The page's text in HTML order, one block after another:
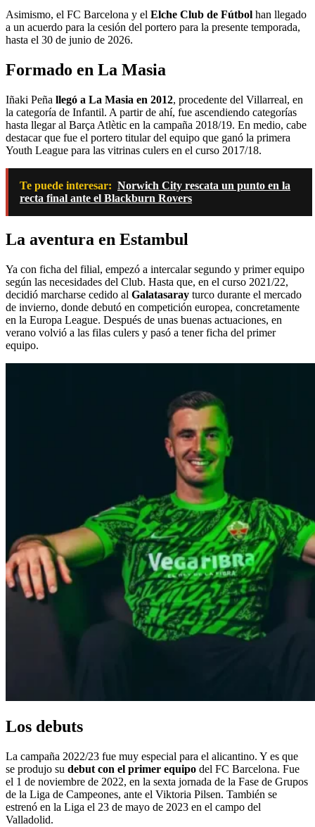
Asimismo, el FC Barcelona y el Elche Club de Fútbol han llegado
a un acuerdo para la cesión del portero para la presente temporada,
hasta el 30 de junio de 2026.
Formado en La Masia
Iñaki Peña llegó a La Masia en 2012, procedente del Villarreal, en
la categoría de Infantil. A partir de ahí, fue ascendiendo categorías
hasta llegar al Barça Atlètic en la campaña 2018/19. En medio, cabe
destacar que fue el portero titular del equipo que ganó la primera
Youth League para las vitrinas culers en el curso 2017/18.
Te puede interesar: Norwich City rescata un punto en la
recta final ante el Blackburn Rovers
La aventura en Estambul
Ya con ficha del filial, empezó a intercalar segundo y primer equipo
según las necesidades del Club. Hasta que, en el curso 2021/22,
decidió marcharse cedido al Galatasaray turco durante el mercado
de invierno, donde debutó en competición europea, concretamente
en la Europa League. Después de unas buenas actuaciones, en
verano volvió a las filas culers y pasó a tener ficha del primer
equipo.
Los debuts
La campaña 2022/23 fue muy especial para el alicantino. Y es que
se produjo su debut con el primer equipo del FC Barcelona. Fue
el 1 de noviembre de 2022, en la sexta jornada de la Fase de Grupos
de la Liga de Campeones, ante el Viktoria Pilsen. También se
estrenó en la Liga el 23 de mayo de 2023 en el campo del
Valladolid.